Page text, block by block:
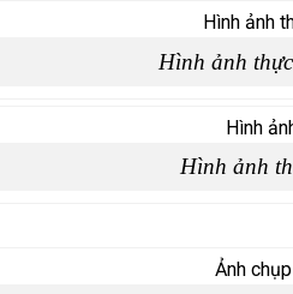
Hình ảnh
Hình ảnh